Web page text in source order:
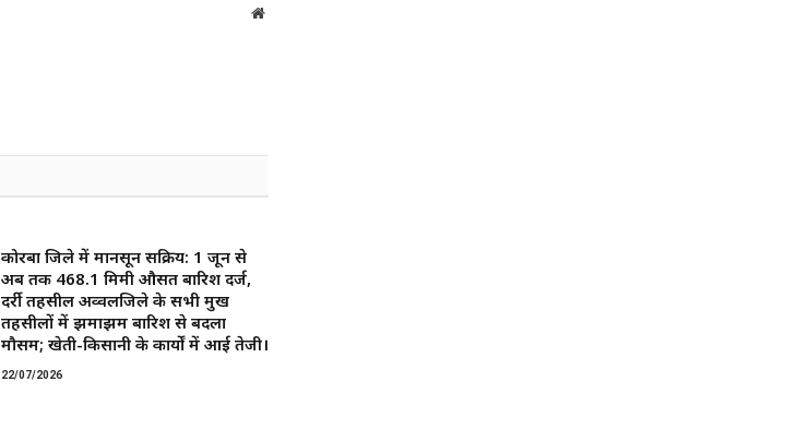
Website
कोरबा जिले में मानसून सक्रिय: 1 जून से
अब तक 468.1 मिमी औसत बारिश दर्ज,
दर्री तहसील अव्वलजिले के सभी प्रमुख
तहसीलों में झमाझम बारिश से बदला
मौसम; खेती-किसानी के कार्यों में आई तेजी।
22/07/2026